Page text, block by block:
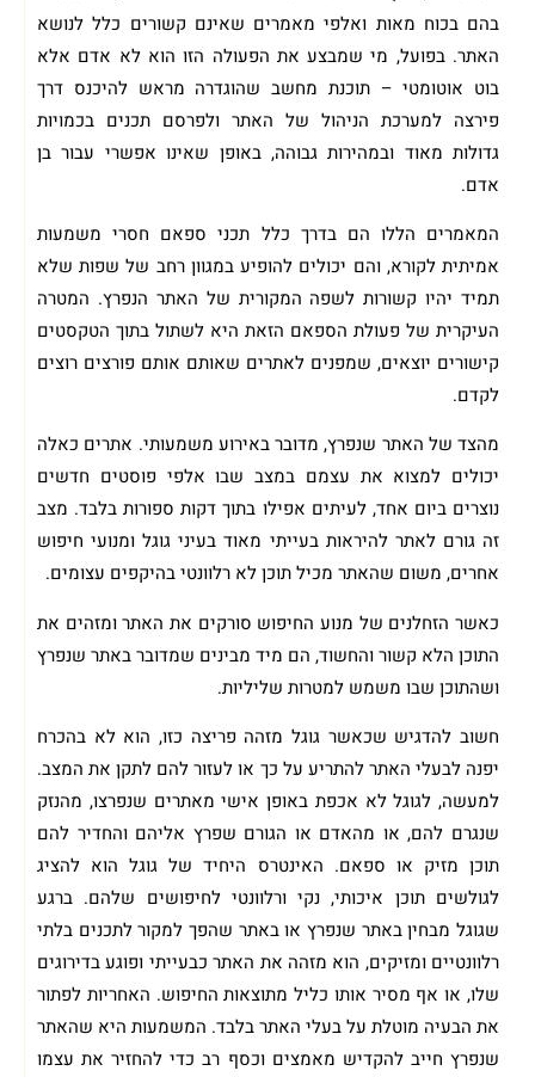
בהם בכוח מאות ואלפי מאמרים שאינם קשורים כלל לנושא
האתר. בפועל, מי שמבצע את הפעולה הזו הוא לא אדם אלא
בוט אוטומטי – תוכנת מחשב שהוגדרה מראש להיכנס דרך
פירצה למערכת הניהול של האתר ולפרסם תכנים בכמויות
גדולות מאוד ובמהירות גבוהה, באופן שאינו אפשרי עבור בן
אדם.
המאמרים הללו הם בדרך כלל תכני ספאם חסרי משמעות
אמיתית לקורא, והם יכולים להופיע במגוון רחב של שפות שלא
תמיד יהיו קשורות לשפה המקורית של האתר הנפרץ. המטרה
העיקרית של פעולת הספאם הזאת היא לשתול בתוך הטקסטים
קישורים יוצאים, שמפנים לאתרים שאותם אותם פורצים רוצים
לקדם.
מהצד של האתר שנפרץ, מדובר באירוע משמעותי. אתרים כאלה
יכולים למצוא את עצמם במצב שבו אלפי פוסטים חדשים
נוצרים ביום אחד, לעיתים אפילו בתוך דקות ספורות בלבד. מצב
זה גורם לאתר להיראות בעייתי מאוד בעיני גוגל ומנועי חיפוש
אחרים, משום שהאתר מכיל תוכן לא רלוונטי בהיקפים עצומים.
כאשר הזחלנים של מנוע החיפוש סורקים את האתר ומזהים את
התוכן הלא קשור והחשוד, הם מיד מבינים שמדובר באתר שנפרץ
ושהתוכן שבו משמש למטרות שליליות.
חשוב להדגיש שכאשר גוגל מזהה פריצה כזו, הוא לא בהכרח
יפנה לבעלי האתר להתריע על כך או לעזור להם לתקן את המצב.
למעשה, לגוגל לא אכפת באופן אישי מאתרים שנפרצו, מהנזק
שנגרם להם, או מהאדם או הגורם שפרץ אליהם והחדיר להם
תוכן מזיק או ספאם. האינטרס היחיד של גוגל הוא להציג
לגולשים תוכן איכותי, נקי ורלוונטי לחיפושים שלהם. ברגע
שגוגל מבחין באתר שנפרץ או באתר שהפך למקור לתכנים בלתי
רלוונטיים ומזיקים, הוא מזהה את האתר כבעייתי ופוגע בדירוגים
שלו, או אף מסיר אותו כליל מתוצאות החיפוש. האחריות לפתור
את הבעיה מוטלת על בעלי האתר בלבד. המשמעות היא שהאתר
שנפרץ חייב להקדיש מאמצים וכסף רב כדי להחזיר את עצמו